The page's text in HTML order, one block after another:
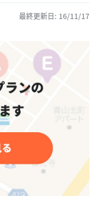
最終更新日: 16/11/17